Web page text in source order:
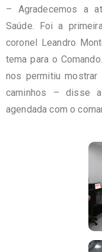
– Agradecemos a
Saúde. Foi a
coronel Leandro
tema para o
nos permitiu mostrar
caminhos – disse
agendada com o